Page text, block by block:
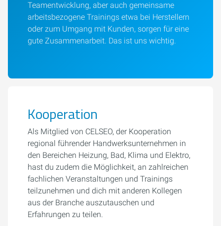
Teamentwicklung, aber auch gemeinsame
arbeitsbezogene Trainings etwa bei Herstellern
oder zum Umgang mit Kunden, sorgen für eine
gute Zusammenarbeit. Das ist uns wichtig.
Kooperation
Als Mitglied von CELSEO, der Kooperation
regional führender Handwerksunternehmen in
den Bereichen Heizung, Bad, Klima und Elektro,
hast du zudem die Möglichkeit, an zahlreichen
fachlichen Veranstaltungen und Trainings
teilzunehmen und dich mit anderen Kollegen
aus der Branche auszutauschen und
Erfahrungen zu teilen.